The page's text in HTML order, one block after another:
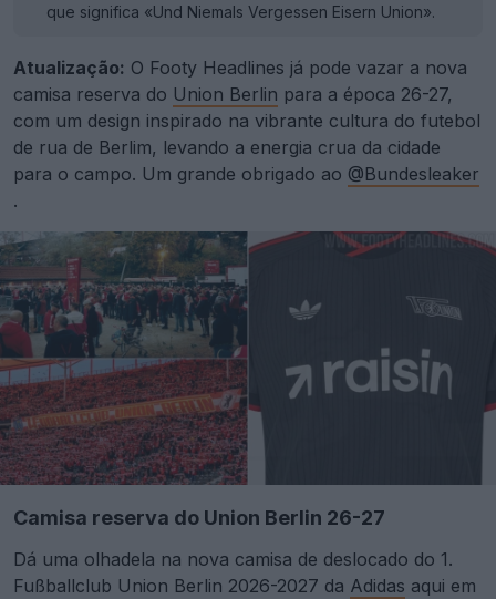
que significa «Und Niemals Vergessen Eisern Union».
Atualização: O Footy Headlines já pode vazar a nova
camisa reserva do Union Berlin para a época 26-27,
com um design inspirado na vibrante cultura do futebol
de rua de Berlim, levando a energia crua da cidade
para o campo. Um grande obrigado ao @Bundesleaker
.
Camisa reserva do Union Berlin 26-27
Dá uma olhadela na nova camisa de deslocado do 1.
Fußballclub Union Berlin 2026-2027 da Adidas aqui em